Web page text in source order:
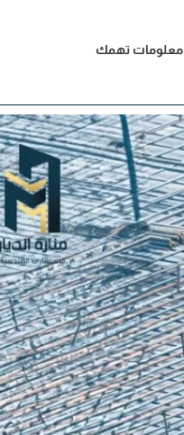
معلومات تهمك